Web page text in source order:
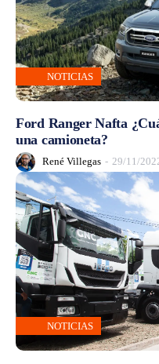
NOTICIAS
Ford Ranger Nafta
una camioneta?
René Villegas - 29/11/
NOTICIAS